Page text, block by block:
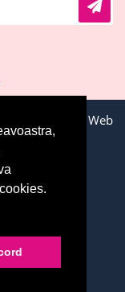
Urziceni 63G,
COSMETICS. Web